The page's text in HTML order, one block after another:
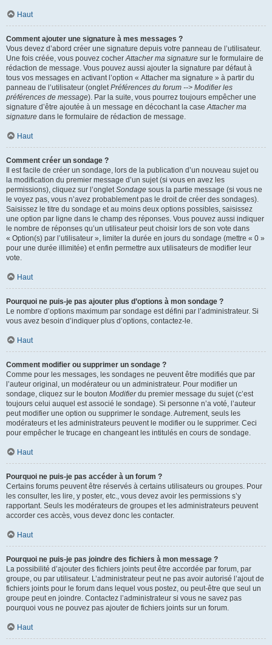
Haut
Comment ajouter une signature à mes messages ?
Vous devez d’abord créer une signature depuis votre panneau de l’utilisateur.
Une fois créée, vous pouvez cocherAttacher ma signature sur le formulaire de
rédaction de message. Vous pouvez aussi ajouter la signature par défaut à
tous vos messages en activant l’option « Attacher ma signature » à partir du
panneau de l’utilisateur (ongletPréférences du forum --> Modifier les
préférences de message). Par la suite, vous pourrez toujours empêcher une
signature d’être ajoutée à un message en décochant la caseAttacher ma
signature dans le formulaire de rédaction de message.
Haut
Comment créer un sondage ?
Il est facile de créer un sondage, lors de la publication d’un nouveau sujet ou
la modification du premier message d’un sujet (si vous en avez les
permissions), cliquez sur l’ongletSondage sous la partie message (si vous ne
le voyez pas, vous n’avez probablement pas le droit de créer des sondages).
Saisissez le titre du sondage et au moins deux options possibles, saisissez
une option par ligne dans le champ des réponses. Vous pouvez aussi indiquer
le nombre de réponses qu’un utilisateur peut choisir lors de son vote dans
« Option(s) par l’utilisateur », limiter la durée en jours du sondage (mettre « 0 »
pour une durée illimitée) et enfin permettre aux utilisateurs de modifier leur
vote.
Haut
Pourquoi ne puis-je pas ajouter plus d’options à mon sondage ?
Le nombre d’options maximum par sondage est défini par l’administrateur. Si
vous avez besoin d’indiquer plus d’options, contactez-le.
Haut
Comment modifier ou supprimer un sondage ?
Comme pour les messages, les sondages ne peuvent être modifiés que par
l’auteur original, un modérateur ou un administrateur. Pour modifier un
sondage, cliquez sur le bouton Modifierdu premier message du sujet (c’est
toujours celui auquel est associé le sondage). Si personne n’a voté, l’auteur
peut modifier une option ou supprimer le sondage. Autrement, seuls les
modérateurs et les administrateurs peuvent le modifier ou le supprimer. Ceci
pour empêcher le trucage en changeant les intitulés en cours de sondage.
Haut
Pourquoi ne puis-je pas accéder à un forum ?
Certains forums peuvent être réservés à certains utilisateurs ou groupes. Pour
les consulter, les lire, y poster, etc., vous devez avoir les permissions s’y
rapportant. Seuls les modérateurs de groupes et les administrateurs peuvent
accorder ces accès, vous devez donc les contacter.
Haut
Pourquoi ne puis-je pas joindre des fichiers à mon message ?
La possibilité d’ajouter des fichiers joints peut être accordée par forum, par
groupe, ou par utilisateur. L’administrateur peut ne pas avoir autorisé l’ajout de
fichiers joints pour le forum dans lequel vous postez, ou peut-être que seul un
groupe peut en joindre. Contactez l’administrateur si vous ne savez pas
pourquoi vous ne pouvez pas ajouter de fichiers joints sur un forum.
Haut